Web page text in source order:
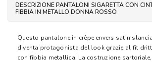
DESCRIZIONE PANTALONI SIGARETTA CON
FIBBIA IN METALLO DONNA ROSSO
Questo pantalone in crêpe envers satin
diventa protagonista del look grazie al fit
con fibbia metallica. La costruzione